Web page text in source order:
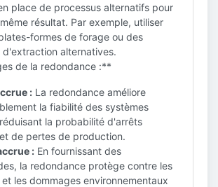
place de processus alternatifs pour
résultat. Par exemple, utiliser
formes de forage ou des
d'extraction alternatives.
de la redondance :**
: La redondance améliore
la fiabilité des systèmes
la probabilité d'arrêts
de pertes de production.
: En fournissant des
la redondance protège contre les
les dommages environnementaux